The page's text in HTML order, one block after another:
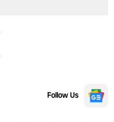
Follow Us